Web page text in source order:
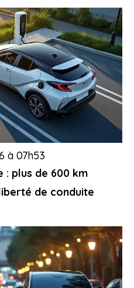
plus de 600 km
de conduite
à 07h53